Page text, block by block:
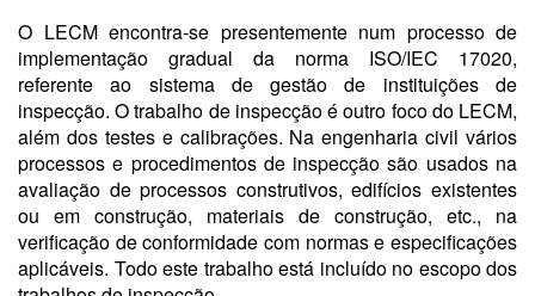
O LECM encontra-se presentemente num processo de
implementação gradual da norma ISO/IEC 17020,
referente ao sistema de gestão de instituições de
inspecção. O trabalho de inspecção é outro foco do LECM,
além dos testes e calibrações. Na engenharia civil vários
processos e procedimentos de inspecção são usados na
avaliação de processos construtivos, edifícios existentes
ou em construção, materiais de construção, etc., na
verificação de conformidade com normas e especificações
aplicáveis. Todo este trabalho está incluído no escopo dos